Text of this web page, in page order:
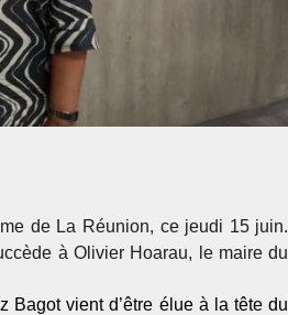
de La Réunion, ce jeudi 15 juin.
à Olivier Hoarau, le maire du
Bagot vient d’être élue à la tête du